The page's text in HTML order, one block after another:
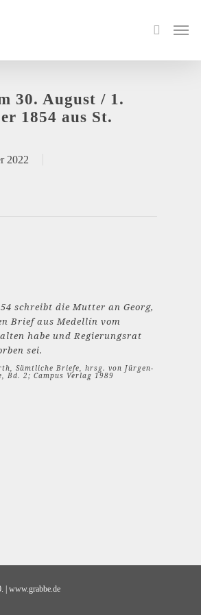
30. August / 1.
1854 aus St.
2022
schreibt die Mutter an Georg,
Brief aus Medellín vom
habe und Regierungsrat
sei.
Sämtliche Briefe, hrsg. von Jürgen-
Bd. 2; Campus Verlag 1989
| www.grabbe.de